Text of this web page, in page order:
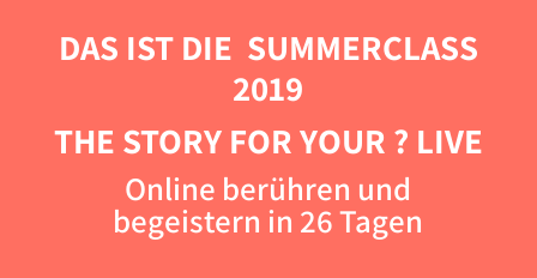
DAS IST DIE SUMMERCLASS
2019
THE STORY FOR YOUR ? LIVE
Online berühren und
begeistern in 26 Tagen